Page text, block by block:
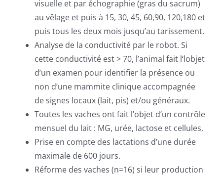
visuelle et par échographie (gras du sacrum)
au vêlage et puis à 15, 30, 45, 60,90, 120,180 et
puis tous les deux mois jusqu’au tarissement.
Analyse de la conductivité par le robot. Si
cette conductivité est > 70, l’animal fait l‘lobjet
d’un examen pour identifier la présence ou
non d’une mammite clinique accompagnée
de signes locaux (lait, pis) et/ou généraux.
Toutes les vaches ont fait l’objet d’un contrôle
mensuel du lait : MG, urée, lactose et cellules,
Prise en compte des lactations d’une durée
maximale de 600 jours.
Réforme des vaches (n=16) si leur production